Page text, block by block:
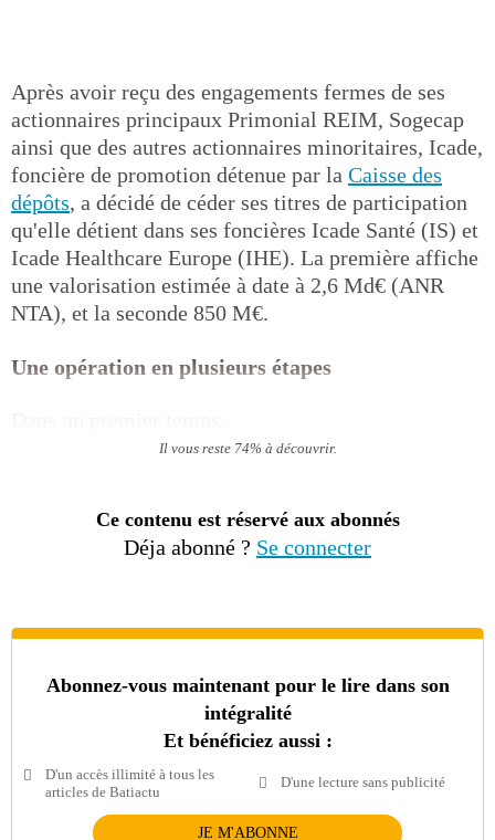
Après avoir reçu des engagements fermes de ses
actionnaires principaux Primonial REIM, Sogecap
ainsi que des autres actionnaires minoritaires, Icade,
foncière de promotion détenue par la Caisse des
dépôts, a décidé de céder ses titres de participation
qu'elle détient dans ses foncières Icade Santé (IS) et
Icade Healthcare Europe (IHE). La première affiche
une valorisation estimée à date à 2,6 Md€ (ANR
NTA), et la seconde 850 M€.
Une opération en plusieurs étapes
Il vous reste 74% à découvrir.
Ce contenu est réservé aux abonnés
Déja abonné ? Se connecter
Abonnez-vous maintenant pour le lire dans son
intégralité
Et bénéficiez aussi :
D'un accès illimité à tous les
articles de Batiactu
D'une lecture sans publicité
JE M'ABONNE